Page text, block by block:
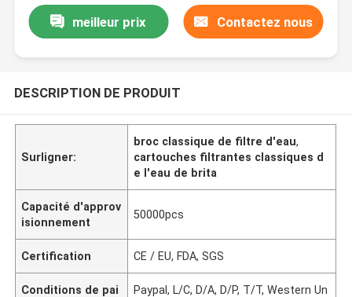
meilleur prix Contactez nous
DESCRIPTION DE PRODUIT
Surligner:
broc classique de filtre d'eau,
cartouches filtrantes classiques d
e l'eau de brita
Capacité d'approv
isionnement
50000pcs
Certification CE / EU, FDA, SGS
Conditions de pai
Paypal, L/C, D/A, D/P, T/T, Western Un